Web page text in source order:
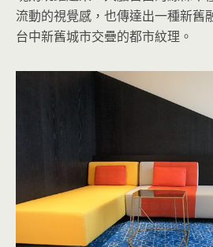
流動的視覺感，也傳達出一種新舊
台中新舊城市交疊的都市紋理。